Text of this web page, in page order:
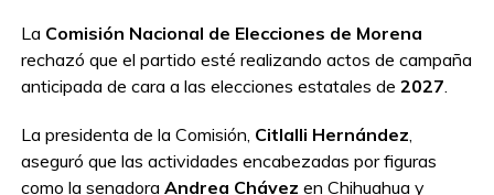
TEMAS RELACIONADOS:
EMBAJADA EN ESPAÑA
A CONTINUACIÓN
Caos en Casilla Especial del Centro Médico
La Comisión Nacional de Elecciones de Morena
rechazó que el partido esté realizando actos de campaña
anticipada de cara a las elecciones estatales de 2027.
La presidenta de la Comisión, Citlalli Hernández,
aseguró que las actividades encabezadas por figuras
como la senadora Andrea Chávez en Chihuahua y